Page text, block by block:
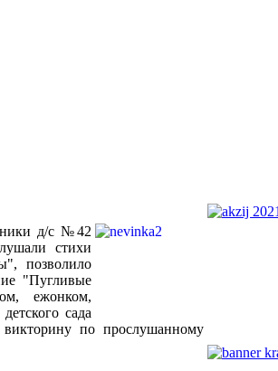
д/с №42
стихи
позволило
"Пугливые
ежонком,
сада
по прослушанному